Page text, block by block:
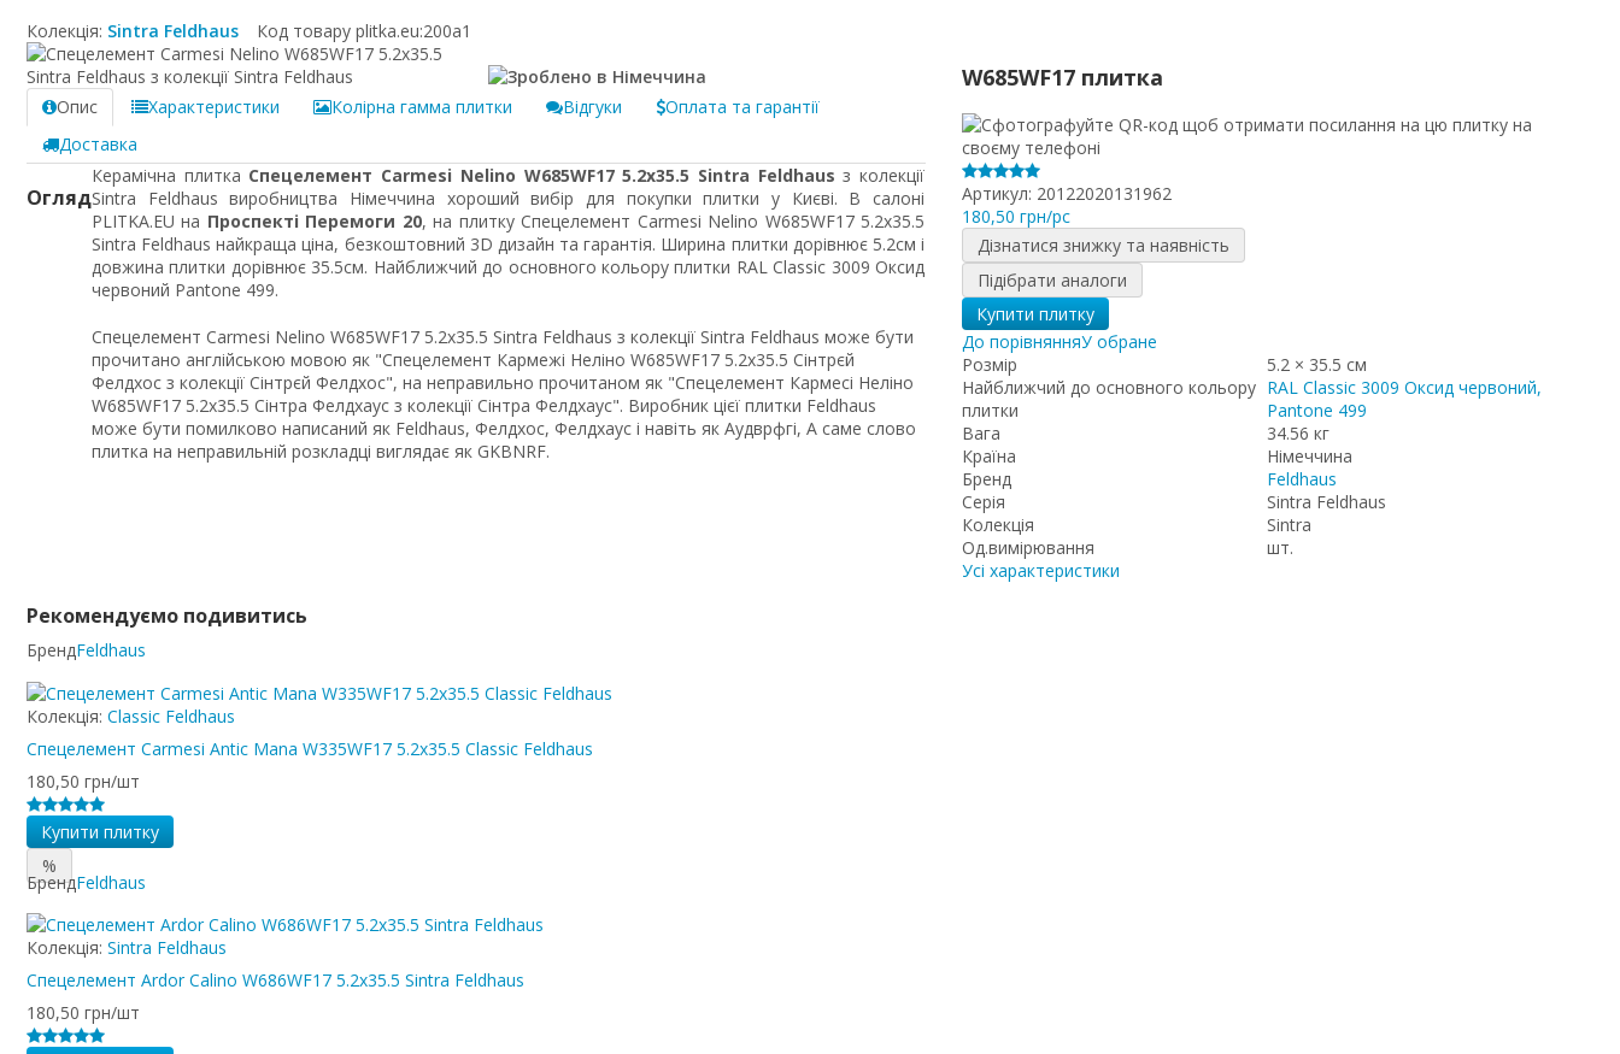
Колекція: Sintra Feldhaus Код товару plitka.eu:200a1
Опис Характеристики Колірна гамма плитки Відгуки
Оплата та гарантії
Доставка
Огляд
Керамічна плитка Спецелемент Carmesi Nelino W685WF17 5.2x35.5 Sintra Feldhaus з колекції
Sintra Feldhaus виробництва Німеччина хороший вибір для покупки плитки у Києві. В салоні
PLITKA.EU на Проспекті Перемоги 20, на плитку Спецелемент Carmesi Nelino W685WF17 5.2x35.5
Sintra Feldhaus найкраща ціна, безкоштовний 3D дизайн та гарантія. Ширина плитки дорівнює 5.2см і
довжина плитки дорівнює 35.5см. Найближчий до основного кольору плитки RAL Classic 3009 Оксид
червоний Pantone 499.
Спецелемент Carmesi Nelino W685WF17 5.2x35.5 Sintra Feldhaus з колекції Sintra Feldhaus може бути
прочитано англійською мовою як "Спецелемент Кармежі Неліно W685WF17 5.2x35.5 Сінтрєй
Фелдхос з колекції Сінтрєй Фелдхос", на неправильно прочитаном як "Спецелемент Кармесі Неліно
W685WF17 5.2x35.5 Сінтра Фелдхаус з колекції Сінтра Фелдхаус". Виробник цієї плитки Feldhaus
може бути помилково написаний як Feldhaus, Фелдхос, Фелдхаус і навіть як Аудврфгі, А саме слово
плитка на неправильній розкладці виглядає як GKBNRF.
W685WF17 плитка
Артикул: 20122020131962
180,50 грн/pc
Дізнатися знижку та наявність
Підібрати аналоги
Купити плитку
До порівнянняУ обране
Розмір
5.2 × 35.5 см
Найближчий до основного кольору
плитки
RAL Classic 3009 Оксид червоний,
Pantone 499
Вага
34.56 кг
Країна
Німеччина
Бренд
Feldhaus
Серія
Sintra Feldhaus
Колекція
Sintra
Од.вимірювання
шт.
Усі характеристики
Рекомендуємо подивитись
БрендFeldhaus
Колекція: Classic Feldhaus
Спецелемент Carmesi Antic Mana W335WF17 5.2x35.5 Classic Feldhaus
180,50 грн/шт
Купити плитку
%
БрендFeldhaus
Колекція: Sintra Feldhaus
Спецелемент Ardor Calino W686WF17 5.2x35.5 Sintra Feldhaus
180,50 грн/шт